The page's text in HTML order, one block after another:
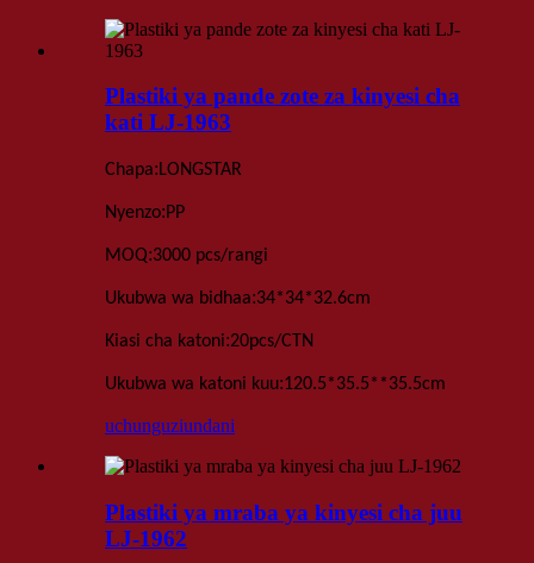
Plastiki ya pande zote za kinyesi cha
kati LJ-1963
Chapa:LONGSTAR
Nyenzo:PP
MOQ:3000 pcs/rangi
Ukubwa wa bidhaa:34*34*32.6cm
Kiasi cha katoni:20pcs/CTN
Ukubwa wa katoni kuu:120.5*35.5**35.5cm
uchunguziundani
Plastiki ya mraba ya kinyesi cha juu
LJ-1962